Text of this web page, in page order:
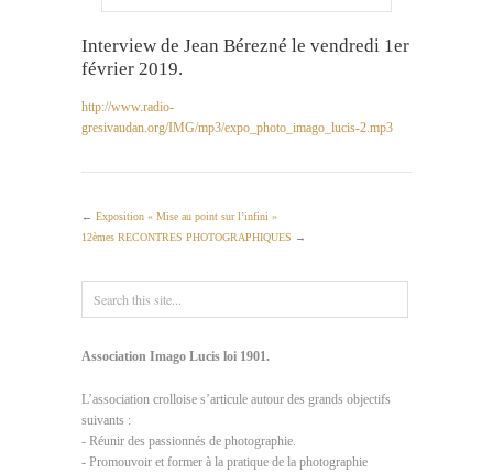
Interview de Jean Bérezné le vendredi 1er
février 2019.
http://www.radio-
gresivaudan.org/IMG/mp3/expo_photo_imago_lucis-2.mp3
← Exposition « Mise au point sur l’infini »
12èmes RECONTRES PHOTOGRAPHIQUES →
Association Imago Lucis loi 1901.
L’association crolloise s’articule autour des grands objectifs
suivants :
- Réunir des passionnés de photographie.
- Promouvoir et former à la pratique de la photographie